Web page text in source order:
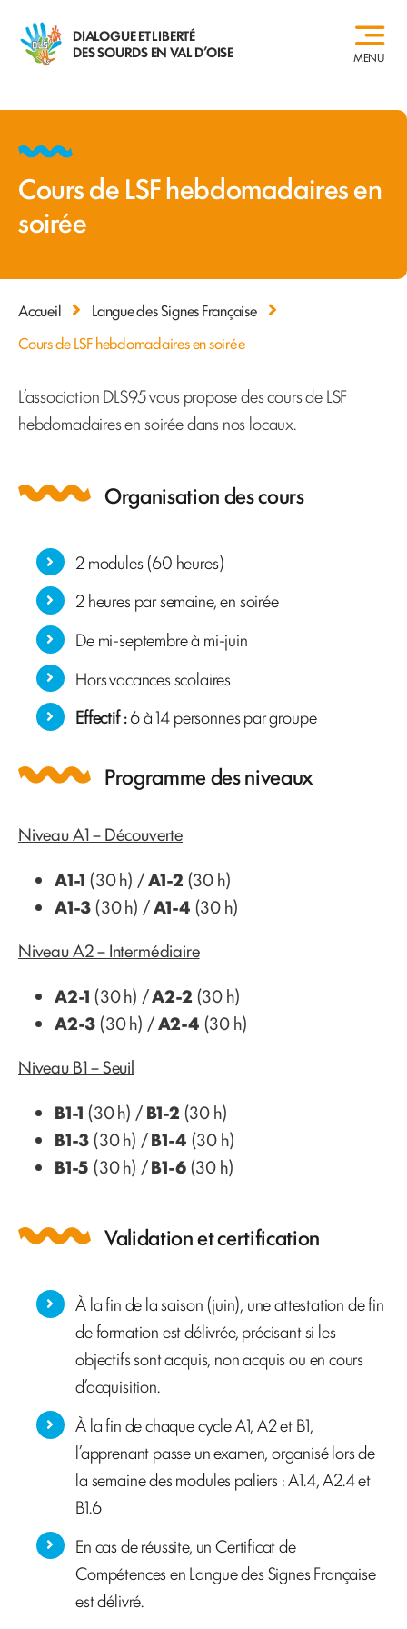
content
DIALOGUE ET LIBERTÉ
DES SOURDS EN VAL D’OISE
MENU
Cours de LSF hebdomadaires en
soirée
Accueil
Langue des Signes Française
Cours de LSF hebdomadaires en soirée
L’association DLS95 vous propose des cours de LSF
hebdomadaires en soirée dans nos locaux.
Organisation des cours
2 modules (60 heures)
2 heures par semaine, en soirée
De mi-septembre à mi-juin
Hors vacances scolaires
Effectif :6 à 14 personnes par groupe
Programme des niveaux
Niveau A1 – Découverte
A1-1 (30 h) /A1-2 (30 h)
A1-3(30 h) /A1-4 (30 h)
Niveau A2 – Intermédiaire
A2-1 (30 h) /A2-2 (30 h)
A2-3(30 h) /A2-4 (30 h)
Niveau B1 – Seuil
B1-1 (30 h) /B1-2 (30 h)
B1-3(30 h) /B1-4 (30 h)
B1-5 (30 h) /B1-6(30 h)
Validation et certification
À la fin de la saison (juin), une attestation de fin
de formation est délivrée, précisant si les
objectifs sont acquis, non acquis ou en cours
d’acquisition.
À la fin de chaque cycle A1, A2 et B1,
l’apprenant passe un examen, organisé lors de
la semaine des modules paliers : A1.4, A2.4 et
B1.6
En cas de réussite, un Certificat de
Compétences en Langue des Signes Française
est délivré.